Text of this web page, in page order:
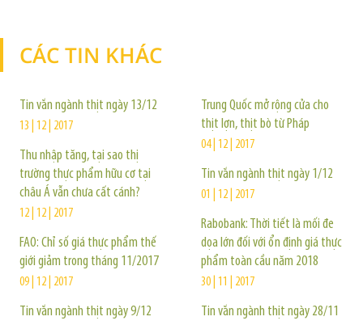
CÁC TIN KHÁC
Tin vắn ngành thịt ngày 13/12
13 | 12 | 2017
Thu nhập tăng, tại sao thị
trường thực phẩm hữu cơ tại
châu Á vẫn chưa cất cánh?
12 | 12 | 2017
FAO: Chỉ số giá thực phẩm thế
giới giảm trong tháng 11/2017
09 | 12 | 2017
Tin vắn ngành thịt ngày 9/12
Trung Quốc mở rộng cửa cho
thịt lợn, thịt bò từ Pháp
04 | 12 | 2017
Tin vắn ngành thịt ngày 1/12
01 | 12 | 2017
Rabobank: Thời tiết là mối đe
dọa lớn đối với ổn định giá thực
phẩm toàn cầu năm 2018
30 | 11 | 2017
Tin vắn ngành thịt ngày 28/11